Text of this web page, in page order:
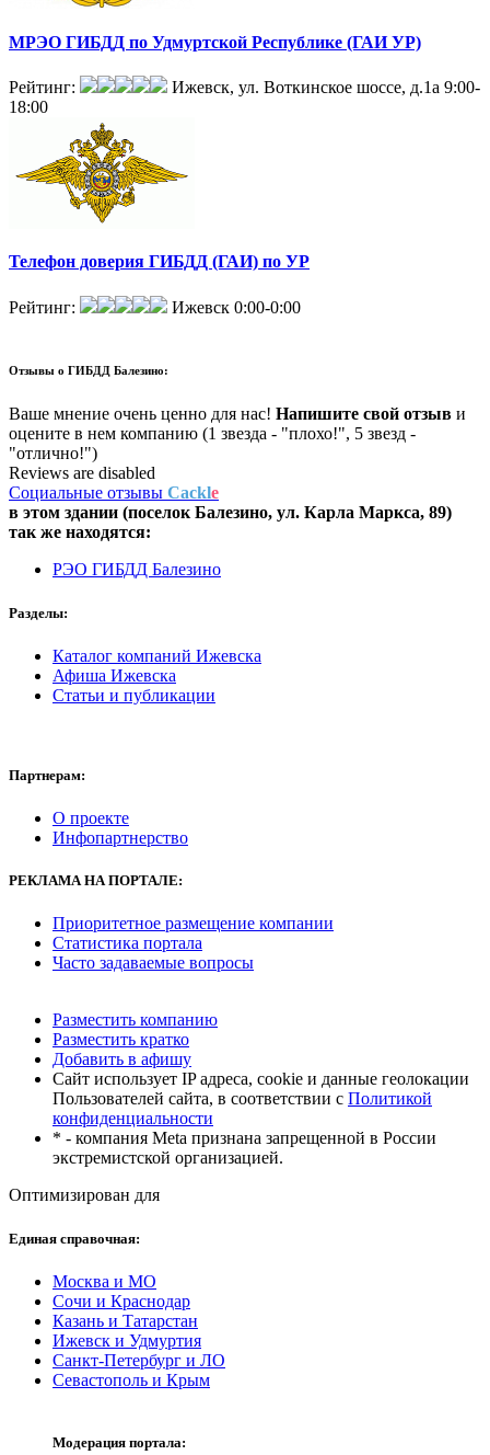
МРЭО ГИБДД по Удмуртской Республике (ГАИ УР)
Рейтинг: Ижевск, ул. Воткинское шоссе, д.1а 9:00-
18:00
Телефон доверия ГИБДД (ГАИ) по УР
Рейтинг: Ижевск 0:00-0:00
Отзывы о ГИБДД Балезино:
Ваше мнение очень ценно для нас! Напишите свой отзыв и
оцените в нем компанию (1 звезда - "плохо!", 5 звезд -
"отлично!")
Reviews are disabled
Социальные отзывы Cackle
в этом здании (поселок Балезино, ул. Карла Маркса, 89)
так же находятся:
РЭО ГИБДД Балезино
Разделы:
Каталог компаний Ижевска
Афиша Ижевска
Статьи и публикации
Партнерам:
О проекте
Инфопартнерство
РЕКЛАМАНА ПОРТАЛЕ:
Приоритетное размещение компании
Статистика портала
Часто задаваемые вопросы
Разместить компанию
Разместить кратко
Добавить в афишу
Сайт использует IP адреса, cookie и данные геолокации
Пользователей сайта, в соответствии с Политикой
конфиденциальности
* - компания Meta признана запрещенной в России
экстремистской организацией.
Оптимизирован для
Единая справочная:
Москва и МО
Сочи и Краснодар
Казань и Татарстан
Ижевск и Удмуртия
Санкт-Петербург и ЛО
Севастополь и Крым
Модерация портала: